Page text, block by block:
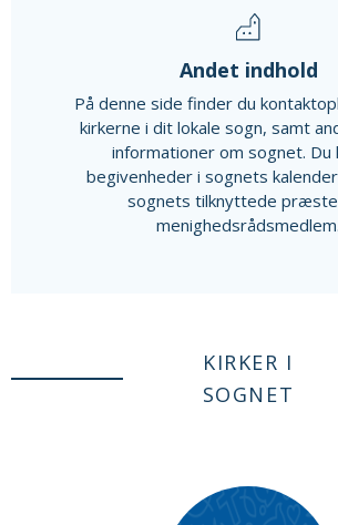
Andet indhold
På denne side finder du
kirkerne i dit lokale sogn, samt
informationer om sognet. Du
begivenheder i sognets
sognets tilknyttede
menighedsrådsmedlem.
KIRKER I
SOGNET